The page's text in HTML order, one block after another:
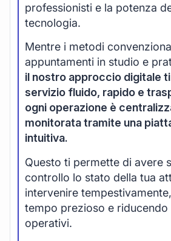
professionisti e la potenza
tecnologia.
Mentre i metodi
appuntamenti in studio e
il nostro approccio digitale
servizio fluido, rapido e
ogni operazione è
monitorata tramite una
intuitiva.
Questo ti permette di avere
controllo lo stato della tua
intervenire
tempo prezioso e riducendo
operativi.